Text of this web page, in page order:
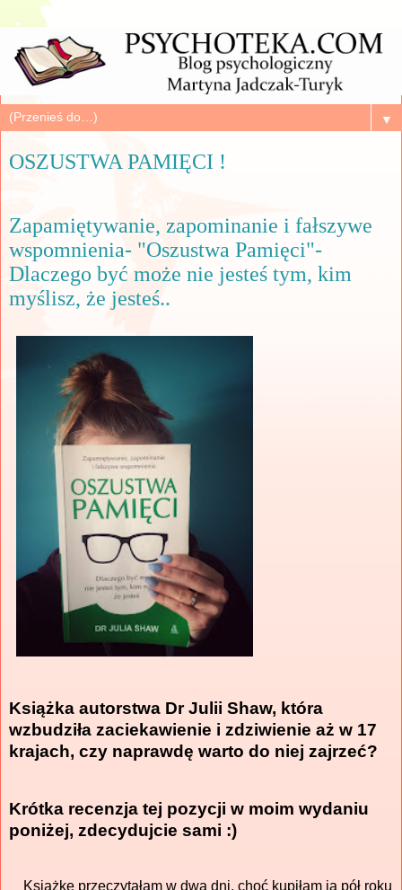
▼
OSZUSTWA PAMIĘCI !
Zapamiętywanie, zapominanie i fałszywe
wspomnienia- "Oszustwa Pamięci"-
Dlaczego być może nie jesteś tym, kim
myślisz, że jesteś..
Książka autorstwa Dr Julii Shaw, która
wzbudziła zaciekawienie i zdziwienie aż w 17
krajach, czy naprawdę warto do niej zajrzeć?
Krótka recenzja tej pozycji w moim wydaniu
poniżej, zdecydujcie sami :)
Książkę przeczytałam w dwa dni, choć kupiłam ją pół roku